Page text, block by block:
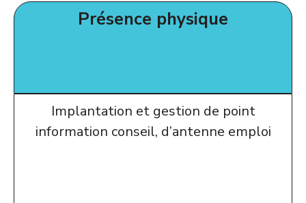
Présence physique
Implantation et gestion de point
information conseil, d’antenne emploi